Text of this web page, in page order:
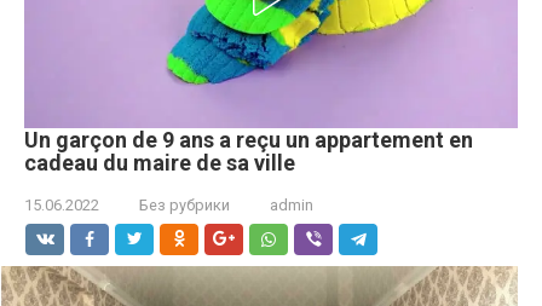
Un garçon de 9 ans a reçu un appartement en
cadeau du maire de sa ville
15.06.2022 Без рубрики admin